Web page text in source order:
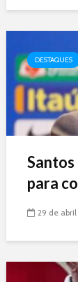
DESTAQUES
para
29 de